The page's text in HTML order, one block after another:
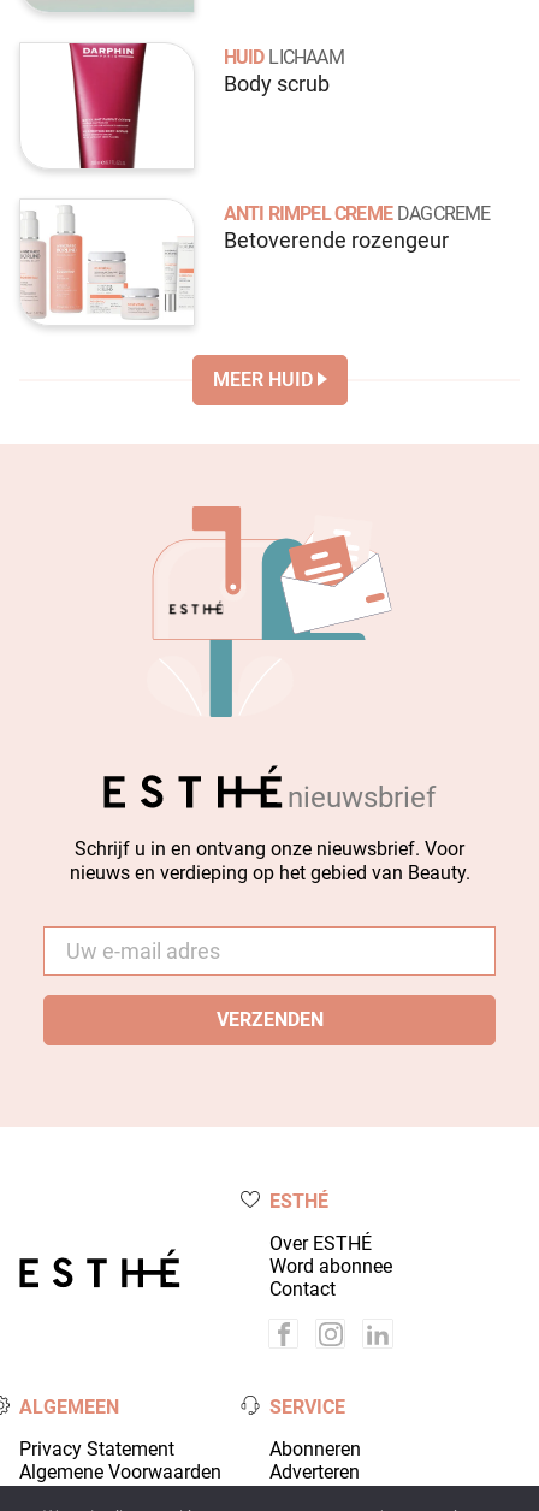
HUID LICHAAM
Body scrub
ANTI RIMPEL CREME DAGCREME
Betoverende rozengeur
MEER HUID
nieuwsbrief
Schrijf u in en ontvang onze nieuwsbrief. Voor
nieuws en verdieping op het gebied van Beauty.
mail *
ESTHÉ
Over ESTHÉ
Word abonnee
Contact
ALGEMEEN
Privacy Statement
Algemene Voorwaarden
SERVICE
Abonneren
Adverteren